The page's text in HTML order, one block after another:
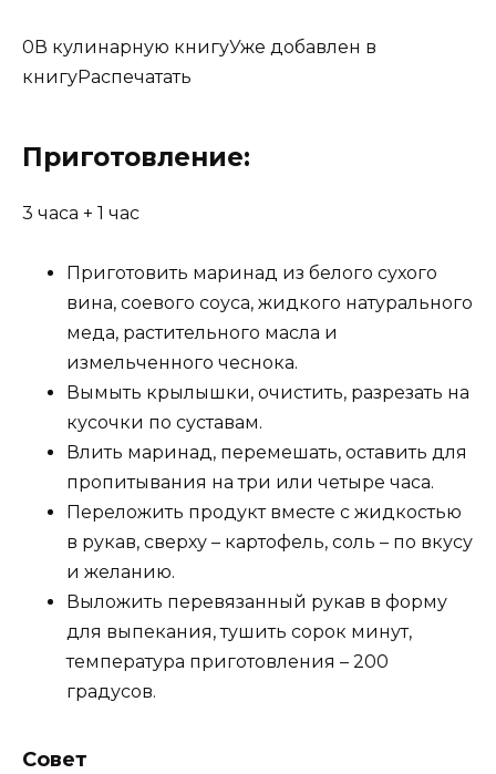
0 В кулинарную книгуУже добавлен в
книгуРаспечатать
Приготовление:
3 часа + 1 час
Приготовить маринад из белого сухого
вина, соевого соуса, жидкого натурального
меда, растительного масла и
измельченного чеснока.
Вымыть крылышки, очистить, разрезать на
кусочки по суставам.
Влить маринад, перемешать, оставить для
пропитывания на три или четыре часа.
Переложить продукт вместе с жидкостью
в рукав, сверху – картофель, соль – по вкусу
и желанию.
Выложить перевязанный рукав в форму
для выпекания, тушить сорок минут,
температура приготовления – 200
градусов.
Совет